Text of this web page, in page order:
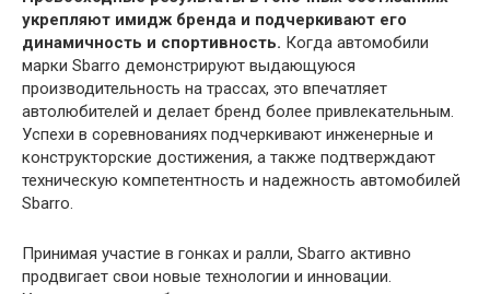
укрепляют имидж бренда и подчеркивают его
динамичность и спортивность. Когда автомобили
марки Sbarro демонстрируют выдающуюся
производительность на трассах, это впечатляет
автолюбителей и делает бренд более привлекательным.
Успехи в соревнованиях подчеркивают инженерные и
конструкторские достижения, а также подтверждают
техническую компетентность и надежность автомобилей
Sbarro.
Принимая участие в гонках и ралли, Sbarro активно
продвигает свои новые технологии и инновации.